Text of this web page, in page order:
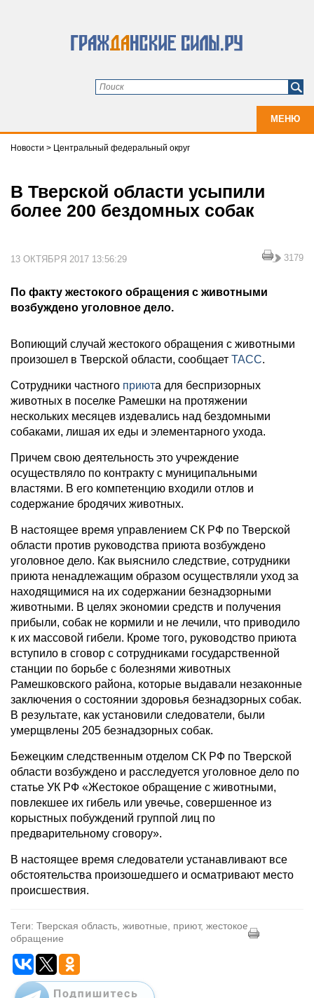
МЕНЮ
Новости > Центральный федеральный округ
В Тверской области усыпили
более 200 бездомных собак
13 ОКТЯБРЯ 2017 13:56:29 3179
По факту жестокого обращения с животными
возбуждено уголовное дело.
Вопиющий случай жестокого обращения с животными
произошел в Тверской области, сообщает ТАСС.
Сотрудники частного приюта для беспризорных
животных в поселке Рамешки на протяжении
нескольких месяцев издевались над бездомными
собаками, лишая их еды и элементарного ухода.
Причем свою деятельность это учреждение
осуществляло по контракту с муниципальными
властями. В его компетенцию входили отлов и
содержание бродячих животных.
В настоящее время управлением СК РФ по Тверской
области против руководства приюта возбуждено
уголовное дело. Как выяснило следствие, сотрудники
приюта ненадлежащим образом осуществляли уход за
находящимися на их содержании безнадзорными
животными. В целях экономии средств и получения
прибыли, собак не кормили и не лечили, что приводило
к их массовой гибели. Кроме того, руководство приюта
вступило в сговор с сотрудниками государственной
станции по борьбе с болезнями животных
Рамешковского района, которые выдавали незаконные
заключения о состоянии здоровья безнадзорных собак.
В результате, как установили следователи, были
умерщвлены 205 безнадзорных собак.
Бежецким следственным отделом СК РФ по Тверской
области возбуждено и расследуется уголовное дело по
статье УК РФ «Жестокое обращение с животными,
повлекшее их гибель или увечье, совершенное из
корыстных побуждений группой лиц по
предварительному сговору».
В настоящее время следователи устанавливают все
обстоятельства произошедшего и осматривают место
происшествия.
Теги: Тверская область, животные, приют, жестокое
обращение